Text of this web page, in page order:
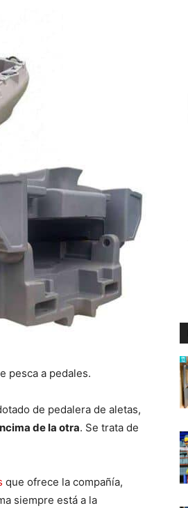
pesca a pedales.
de pedalera de aletas,
de la otra. Se trata de
que ofrece la compañía,
siempre está a la